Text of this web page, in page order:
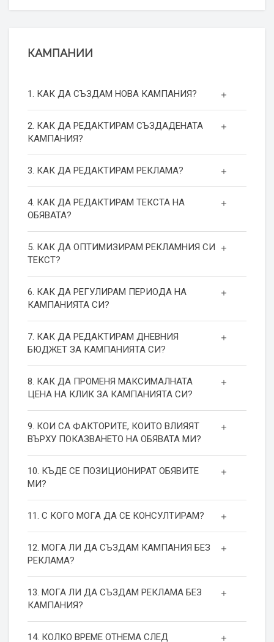
КАМПАНИИ
1. КАК ДА СЪЗДАМ НОВА КАМПАНИЯ?
2. КАК ДА РЕДАКТИРАМ СЪЗДАДЕНАТА
КАМПАНИЯ?
3. КАК ДА РЕДАКТИРАМ РЕКЛАМА?
4. КАК ДА РЕДАКТИРАМ ТЕКСТА НА
ОБЯВАТА?
5. КАК ДА ОПТИМИЗИРАМ РЕКЛАМНИЯ СИ
ТЕКСТ?
6. КАК ДА РЕГУЛИРАМ ПЕРИОДА НА
КАМПАНИЯТА СИ?
7. КАК ДА РЕДАКТИРАМ ДНЕВНИЯ
БЮДЖЕТ ЗА КАМПАНИЯТА СИ?
8. КАК ДА ПРОМЕНЯ МАКСИМАЛНАТА
ЦЕНА НА КЛИК ЗА КАМПАНИЯТА СИ?
9. КОИ СА ФАКТОРИТЕ, КОИТО ВЛИЯЯТ
ВЪРХУ ПОКАЗВАНЕТО НА ОБЯВАТА МИ?
10. КЪДЕ СЕ ПОЗИЦИОНИРАТ ОБЯВИТЕ
МИ?
11. С КОГО МОГА ДА СЕ КОНСУЛТИРАМ?
12. МОГА ЛИ ДА СЪЗДАМ КАМПАНИЯ БЕЗ
РЕКЛАМА?
13. МОГА ЛИ ДА СЪЗДАМ РЕКЛАМА БЕЗ
КАМПАНИЯ?
14. КОЛКО ВРЕМЕ ОТНЕМА СЛЕД